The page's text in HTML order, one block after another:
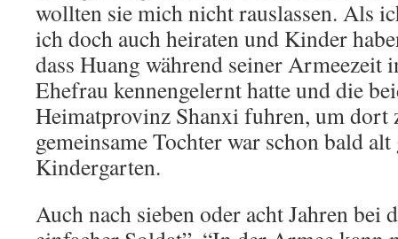
wollten sie mich nicht rauslassen. Als
ich doch auch heiraten und Kinder
dass Huang während seiner Armeezeit
Ehefrau kennengelernt hatte und die
Heimatprovinz Shanxi fuhren, um dort
gemeinsame Tochter war schon bald
Kindergarten.
Auch nach sieben oder acht Jahren bei